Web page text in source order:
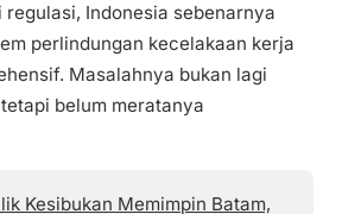
Indonesia sebenarnya
perlindungan kecelakaan kerja
Masalahnya bukan lagi
belum meratanya
Kesibukan Memimpin Batam,